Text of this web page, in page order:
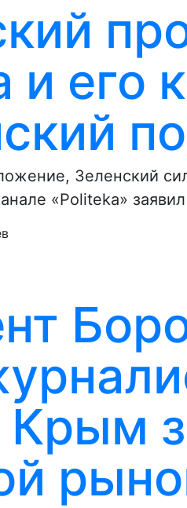
и его
Зеленский
«Politeka»
Крым